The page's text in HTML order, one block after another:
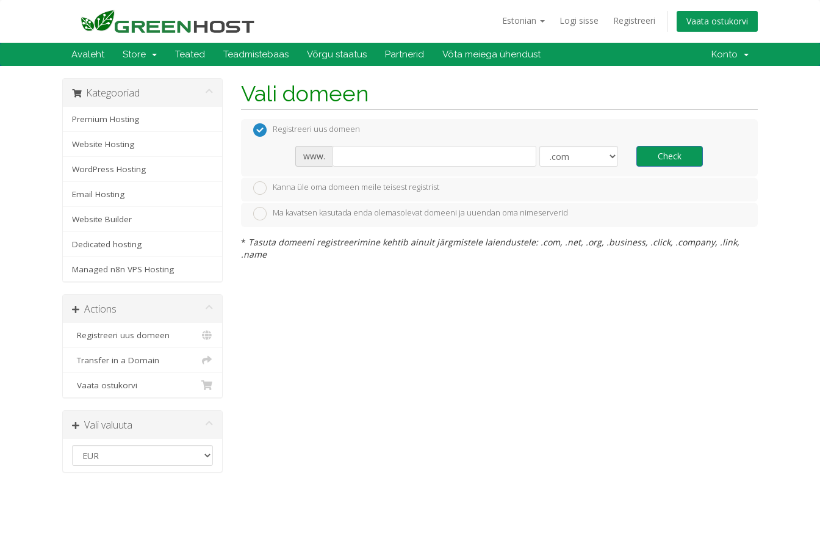
Estonian Logi sisse Registreeri Vaata ostukorvi
Avaleht Store Teated Teadmistebaas Võrgu staatus Partnerid Võta meiega ühendust Konto
Kategooriad
Premium Hosting
Website Hosting
WordPress Hosting
Email Hosting
Website Builder
Dedicated hosting
Managed n8n VPS Hosting
Actions
Registreeri uus domeen
Transfer in a Domain
Vaata ostukorvi
Vali valuuta
Vali domeen
Registreeri uus domeen
www. Check
Kanna üle oma domeen meile teisest registrist
Ma kavatsen kasutada enda olemasolevat domeeni ja uuendan oma nimeserverid
* Tasuta domeeni registreerimine kehtib ainult järgmistele laiendustele: .com, .net, .org, .business, .click, .company, .link,
.name